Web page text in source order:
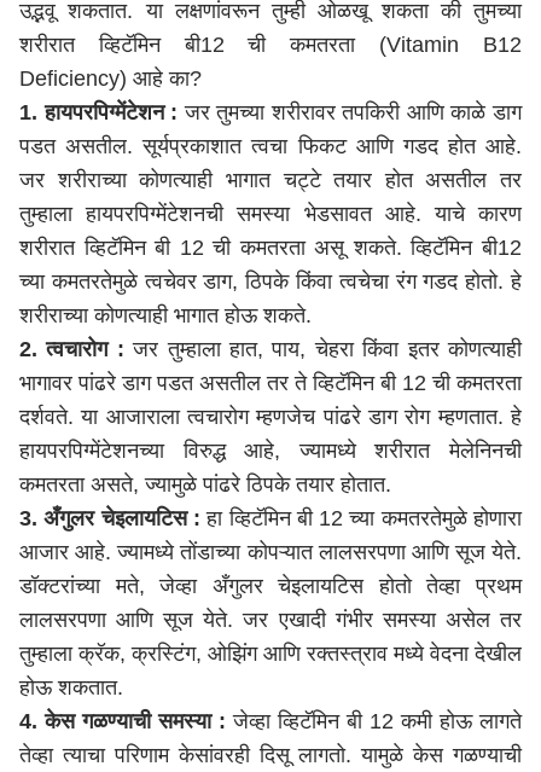
उद्भवू शकतात. या लक्षणांवरून तुम्ही ओळखू शकता की तुमच्या
शरीरात व्हिटॅमिन बी12 ची कमतरता (Vitamin B12
Deficiency) आहे का?
1. हायपरपिग्मेंटेशन : जर तुमच्या शरीरावर तपकिरी आणि काळे डाग
पडत असतील. सूर्यप्रकाशात त्वचा फिकट आणि गडद होत आहे.
जर शरीराच्या कोणत्याही भागात चट्टे तयार होत असतील तर
तुम्हाला हायपरपिग्मेंटेशनची समस्या भेडसावत आहे. याचे कारण
शरीरात व्हिटॅमिन बी 12 ची कमतरता असू शकते. व्हिटॅमिन बी12
च्या कमतरतेमुळे त्वचेवर डाग, ठिपके किंवा त्वचेचा रंग गडद होतो. हे
शरीराच्या कोणत्याही भागात होऊ शकते.
2. त्वचारोग : जर तुम्हाला हात, पाय, चेहरा किंवा इतर कोणत्याही
भागावर पांढरे डाग पडत असतील तर ते व्हिटॅमिन बी 12 ची कमतरता
दर्शवते. या आजाराला त्वचारोग म्हणजेच पांढरे डाग रोग म्हणतात. हे
हायपरपिग्मेंटेशनच्या विरुद्ध आहे, ज्यामध्ये शरीरात मेलेनिनची
कमतरता असते, ज्यामुळे पांढरे ठिपके तयार होतात.
3. अँगुलर चेइलायटिस : हा व्हिटॅमिन बी 12 च्या कमतरतेमुळे होणारा
आजार आहे. ज्यामध्ये तोंडाच्या कोपऱ्यात लालसरपणा आणि सूज येते.
डॉक्टरांच्या मते, जेव्हा अँगुलर चेइलायटिस होतो तेव्हा प्रथम
लालसरपणा आणि सूज येते. जर एखादी गंभीर समस्या असेल तर
तुम्हाला क्रॅक, क्रस्टिंग, ओझिंग आणि रक्तस्त्राव मध्ये वेदना देखील
होऊ शकतात.
4. केस गळण्याची समस्या : जेव्हा व्हिटॅमिन बी 12 कमी होऊ लागते
तेव्हा त्याचा परिणाम केसांवरही दिसू लागतो. यामुळे केस गळण्याची